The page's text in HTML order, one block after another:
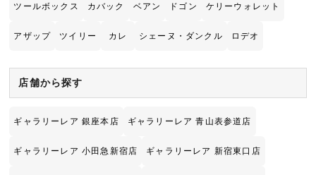
ツールボックス カバック ベアン ドゴン ケリーウォレット
アザップ ツイリー カレ シェーヌ・ダンクル ロデオ
店舗から探す
ギャラリーレア 銀座本店 ギャラリーレア 青山表参道店
ギャラリーレア 小田急新宿店 ギャラリーレア 新宿東口店